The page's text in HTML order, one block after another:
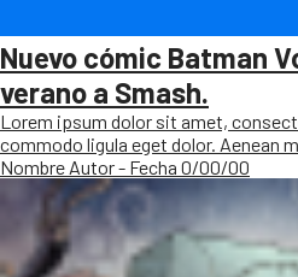
Nuevo cómic Batman
verano a Smash.
Lorem ipsum dolor sit amet,
commodo ligula eget dolor. Aenean
Nombre Autor - Fecha 0/00/00